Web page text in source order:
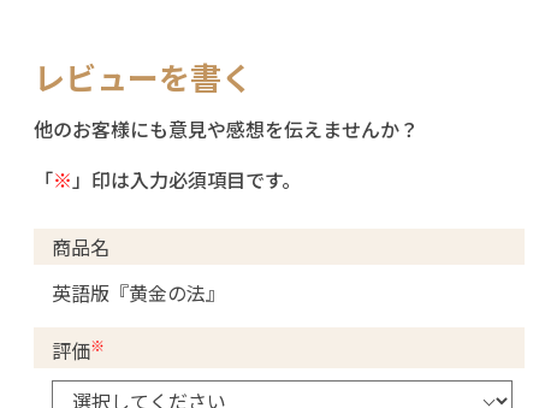
レビューを書く
他のお客様にも意見や感想を伝えませんか？
「※ 」印は入力必須項目です。
商品名
英語版『黄金の法』
評価※